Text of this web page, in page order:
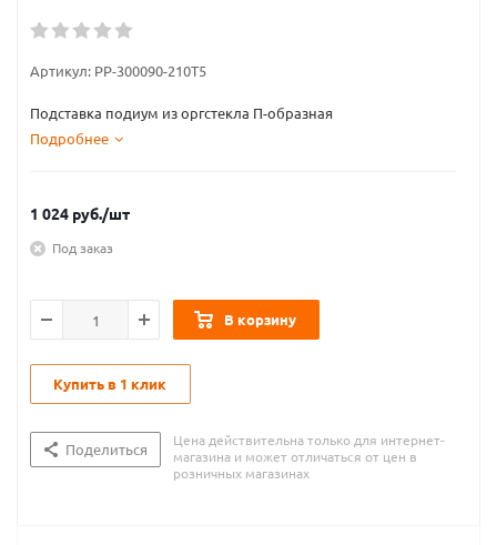
Артикул: PP-300090-210T5
Подставка подиум из оргстекла П-образная
Подробнее
1 024 руб./шт
Под заказ
В корзину
Купить в 1 клик
Поделиться
Цена действительна только для интернет-
магазина и может отличаться от цен в
розничных магазинах